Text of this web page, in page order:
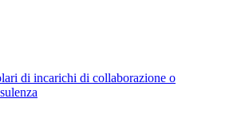
di incarichi di collaborazione o